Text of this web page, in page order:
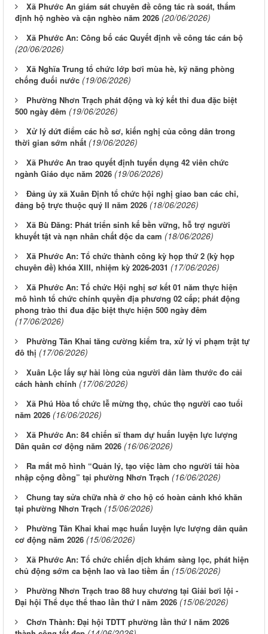
Xã Phước An giám sát chuyên đề công tác rà soát, thẩm
định hộ nghèo và cận nghèo năm 2026 (20/06/2026)
Xã Phước An: Công bố các Quyết định về công tác cán bộ
(20/06/2026)
Xã Nghĩa Trung tổ chức lớp bơi mùa hè, kỹ năng phòng
chống đuối nước (19/06/2026)
Phường Nhơn Trạch phát động và ký kết thi đua đặc biệt
500 ngày đêm (19/06/2026)
Xử lý dứt điểm các hồ sơ, kiến nghị của công dân trong
thời gian sớm nhất (19/06/2026)
Xã Phước An trao quyết định tuyển dụng 42 viên chức
ngành Giáo dục năm 2026 (19/06/2026)
Đảng ủy xã Xuân Định tổ chức hội nghị giao ban các chi,
đảng bộ trực thuộc quý II năm 2026 (18/06/2026)
Xã Bù Đăng: Phát triển sinh kế bền vững, hỗ trợ người
khuyết tật và nạn nhân chất độc da cam (18/06/2026)
Xã Phước An: Tổ chức thành công kỳ họp thứ 2 (kỳ họp
chuyên đề) khóa XIII, nhiệm kỳ 2026-2031 (17/06/2026)
Xã Phước An: Tổ chức Hội nghị sơ kết 01 năm thực hiện
mô hình tổ chức chính quyền địa phương 02 cấp; phát động
phong trào thi đua đặc biệt thực hiện 500 ngày đêm
(17/06/2026)
Phường Tân Khai tăng cường kiểm tra, xử lý vi phạm trật tự
đô thị (17/06/2026)
Xuân Lộc lấy sự hài lòng của người dân làm thước đo cải
cách hành chính (17/06/2026)
Xã Phú Hòa tổ chức lễ mừng thọ, chúc thọ người cao tuổi
năm 2026 (16/06/2026)
Xã Phước An: 84 chiến sĩ tham dự huấn luyện lực lượng
Dân quân cơ động năm 2026 (16/06/2026)
Ra mắt mô hình “Quản lý, tạo việc làm cho người tái hòa
nhập cộng đồng” tại phường Nhơn Trạch (16/06/2026)
Chung tay sửa chữa nhà ở cho hộ có hoàn cảnh khó khăn
tại phường Nhơn Trạch (15/06/2026)
Phường Tân Khai khai mạc huấn luyện lực lượng dân quân
cơ động năm 2026 (15/06/2026)
Xã Phước An: Tổ chức chiến dịch khám sàng lọc, phát hiện
chủ động sớm ca bệnh lao và lao tiềm ẩn (15/06/2026)
Phường Nhơn Trạch trao 88 huy chương tại Giải bơi lội -
Đại hội Thể dục thể thao lần thứ I năm 2026 (15/06/2026)
Chơn Thành: Đại hội TDTT phường lần thứ I năm 2026